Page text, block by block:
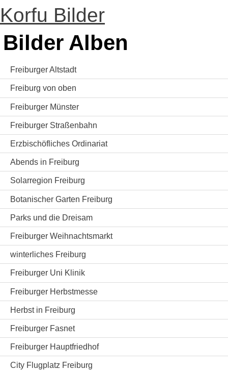
Korfu Bilder
Bilder Alben
Freiburger Altstadt
Freiburg von oben
Freiburger Münster
Freiburger Straßenbahn
Erzbischöfliches Ordinariat
Abends in Freiburg
Solarregion Freiburg
Botanischer Garten Freiburg
Parks und die Dreisam
Freiburger Weihnachtsmarkt
winterliches Freiburg
Freiburger Uni Klinik
Freiburger Herbstmesse
Herbst in Freiburg
Freiburger Fasnet
Freiburger Hauptfriedhof
City Flugplatz Freiburg